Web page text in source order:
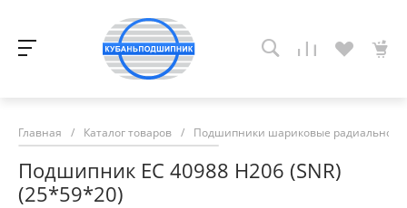
Главная / Каталог товаров / Подшипники шариковые радиально-
Подшипник EC 40988 H206 (SNR)
(25*59*20)